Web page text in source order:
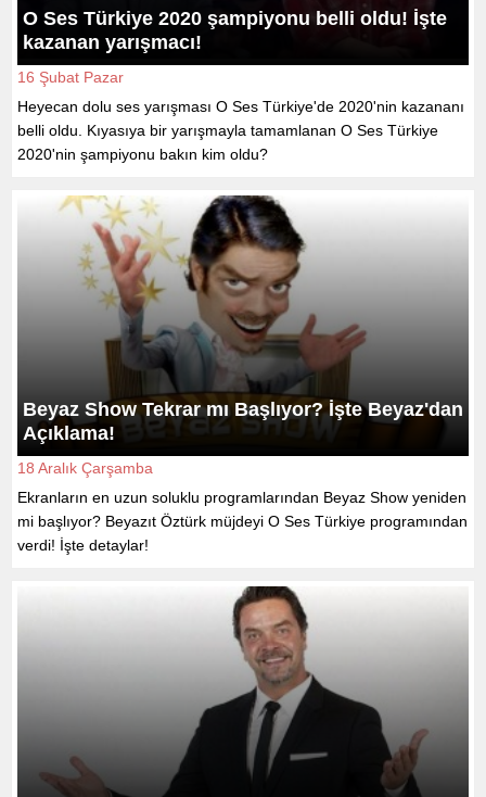
O Ses Türkiye 2020 şampiyonu belli oldu! İşte
kazanan yarışmacı!
16 Şubat Pazar
Heyecan dolu ses yarışması O Ses Türkiye'de 2020'nin kazananı
belli oldu. Kıyasıya bir yarışmayla tamamlanan O Ses Türkiye
2020'nin şampiyonu bakın kim oldu?
Beyaz Show Tekrar mı Başlıyor? İşte Beyaz'dan
Açıklama!
18 Aralık Çarşamba
Ekranların en uzun soluklu programlarından Beyaz Show yeniden
mi başlıyor? Beyazıt Öztürk müjdeyi O Ses Türkiye programından
verdi! İşte detaylar!